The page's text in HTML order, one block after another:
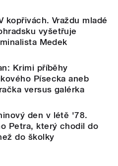
kopřivách. Vraždu mladé
vyšetřuje
Medek
Krimi příběhy
Písecka aneb
versus galérka
den v létě '78.
Petra, který chodil do
do školky